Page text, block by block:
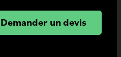
Demander un devis